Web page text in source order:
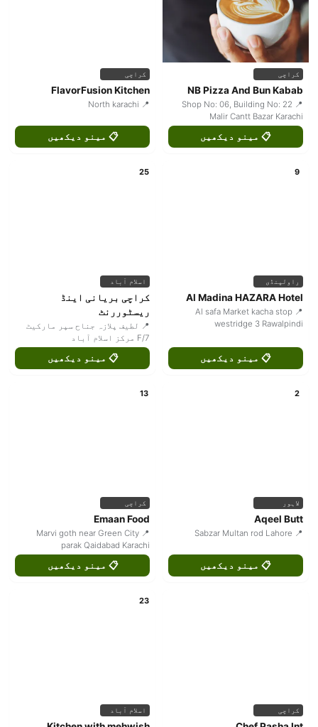
کراچی
NB Pizza And Bun Kabab
📍 Shop No: 06, Building No: 22
Malir Cantt Bazar Karachi
📋 مینو دیکھیں
کراچی
FlavorFusion Kitchen
📍 North karachi
📋 مینو دیکھیں
9
راولپنڈی
Al Madina HAZARA Hotel
📍 Al safa Market kacha stop
westridge 3 Rawalpindi
📋 مینو دیکھیں
25
اسلام آباد
کراچی بریانی اینڈ
ریسٹوررنٹ
📍 لطیف پلازہ جناح سپر مارکیٹ
F/7 مرکز اسلام آباد
📋 مینو دیکھیں
2
لاہور
Aqeel Butt
📍 Sabzar Multan rod Lahore
📋 مینو دیکھیں
13
کراچی
Emaan Food
📍 Marvi goth near Green City
parak Qaidabad Karachi
📋 مینو دیکھیں
کراچی
23
اسلام آباد